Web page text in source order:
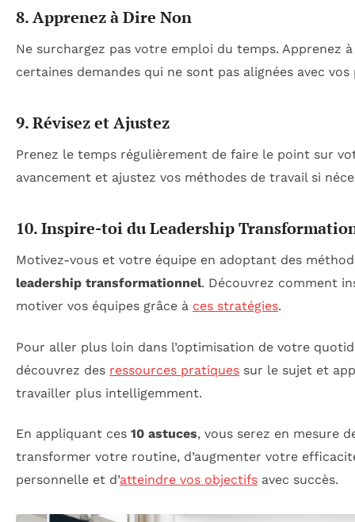
8. Apprenez à Dire Non
Ne surchargez pas votre emploi du temps. Apprenez
certaines demandes qui ne sont pas alignées avec
9. Révisez et Ajustez
Prenez le temps régulièrement de faire le point sur
avancement et ajustez vos méthodes de travail si
10. Inspire-toi du Leadership
Motivez-vous et votre équipe en adoptant des
leadership transformationnel. Découvrez comment
motiver vos équipes grâce à ces stratégies.
Pour aller plus loin dans l’optimisation de votre
découvrez des ressources pratiques sur le sujet et
travailler plus intelligemment.
En appliquant ces 10 astuces, vous serez en mesure
transformer votre routine, d’augmenter votre
personnelle et d’atteindre vos objectifs avec succès.